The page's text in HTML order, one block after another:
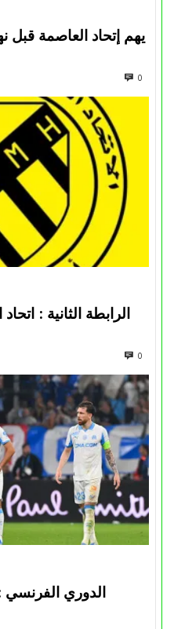
يهم إتحاد العاصمة
0
الرابطة الثانية :
0
الدوري